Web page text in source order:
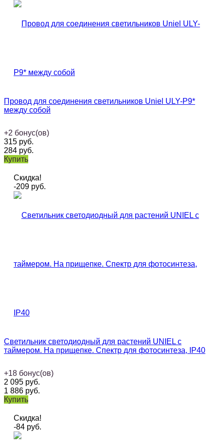
Провод для соединения светильников Uniel ULY-P9*
между собой
+2 бонус(ов)
315 руб.
284 руб.
Купить
Скидка!
-209 руб.
Светильник светодиодный для растений UNIEL с
таймером. На прищепке. Спектр для фотосинтеза, IP40
+18 бонус(ов)
2 095 руб.
1 886 руб.
Купить
Скидка!
-84 руб.